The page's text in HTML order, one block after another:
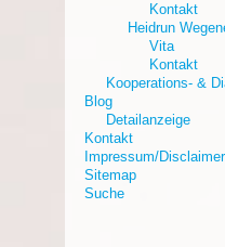
Kontakt
Heidrun
Vita
Kontakt
Kooperations- &
Blog
Detailanzeige
Kontakt
Impressum/
Sitemap
Suche